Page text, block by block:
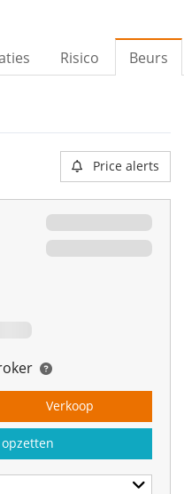
Risico Beurs
Price alerts
Verkoop